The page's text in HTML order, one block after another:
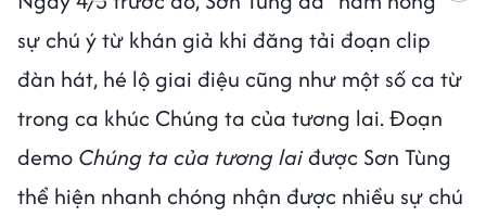
sự chú ý từ khán giả khi đăng tải đoạn clip
đàn hát, hé lộ giai điệu cũng như một số ca từ
trong ca khúc Chúng ta của tương lai. Đoạn
demo Chúng ta của tương laiđược Sơn Tùng
thể hiện nhanh chóng nhận được nhiều sự chú